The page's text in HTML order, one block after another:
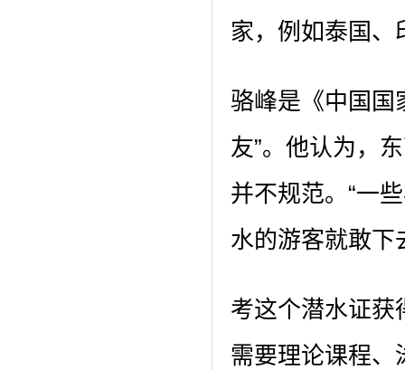
家，例如泰国、
骆峰是《中国国
友”。他认为，
并不规范。“一
水的游客就敢下
考这个潜水证获
需要理论课程、